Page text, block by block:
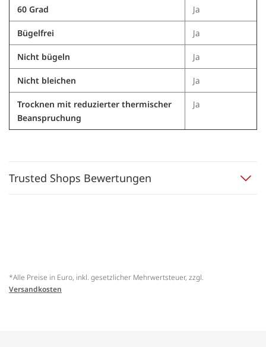
60 Grad Ja
Bügelfrei Ja
Nicht bügeln Ja
Nicht bleichen Ja
Trocknen mit reduzierter thermischer
Beanspruchung
Ja
Trusted Shops Bewertungen
*Alle Preise in Euro, inkl. gesetzlicher Mehrwertsteuer, zzgl.
Versandkosten